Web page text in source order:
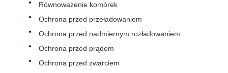
Równoważenie komórek
Ochrona przed przeładowaniem
Ochrona przed nadmiernym rozładowaniem
Ochrona przed prądem
Ochrona przed zwarciem